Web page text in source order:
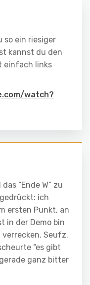
so ein riesiger
kannst du den
einfach links
watch?
“Ende W” zu
ich
ersten Punkt, an
in der Demo bin
Seufz.
“es gibt
ganz bitter